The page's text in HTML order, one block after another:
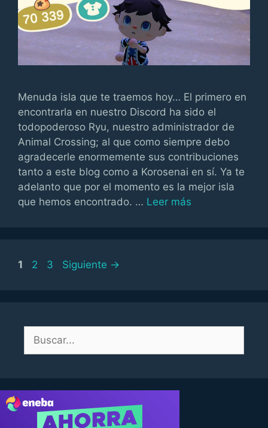
Menuda isla que te traemos hoy… El primero en
encontrarla en nuestro Discord ha sido el
todopoderoso Ryu, nuestro administrador de
Animal Crossing; al que como siempre debo
agradecerle enormemente sus contribuciones
tanto a este blog como a Korosenai en sí. Ya te
adelanto que por el momento es la mejor isla
que hemos encontrado. … Leer más
Página
1 Página
2 Página
3 Siguiente →
Buscar: